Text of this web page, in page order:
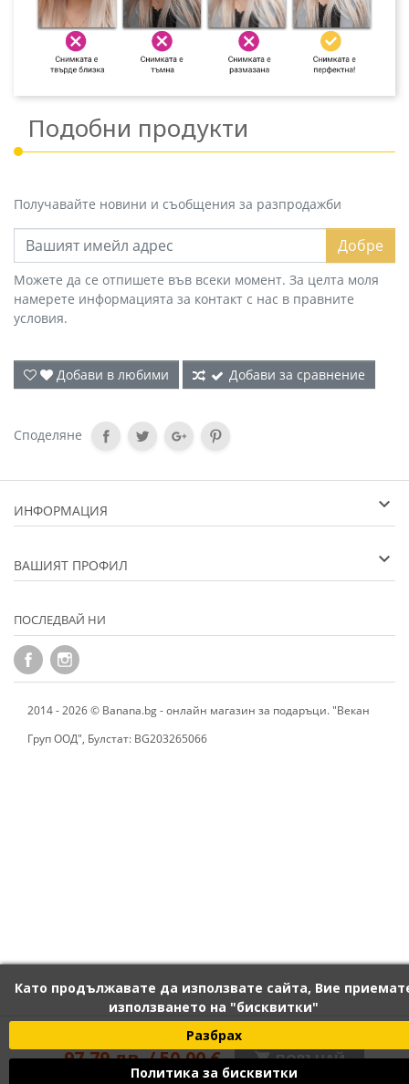
Като продължавате да използвате сайта, Вие
използването на "бисквитки"
Разбрах
Политика за бисквитки
120 лв. / 61,36 €
97,79 лв. / 50,00 €  ПОРЪЧАЙ
Подобни продукти
Получавайте новини и съобщения за разпродажби
Добре
Можете да се отпишете във всеки момент. За целта моля
намерете информацията за контакт с нас в правните
условия.
Добави в любими Добави за сравнение
Споделяне
ИНФОРМАЦИЯ
ВАШИЯТ ПРОФИЛ
ПОСЛЕДВАЙ НИ
2014 - 2026 © Banana.bg - онлайн магазин за подаръци. "Векан
Груп ООД", Булстат: BG203265066